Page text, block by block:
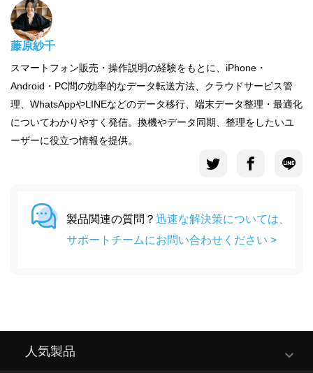
藤原紗千
スマートフォン販売・操作説明の経験をもとに、iPhone・
Android・PC間の効率的なデータ転送方法、クラウドサービス管
理、WhatsAppやLINEなどのデータ移行、端末データ整理・最適化
についてわかりやすく発信。換機やデータ同期、整理をしたいユ
ーザーに役立つ情報を提供。
製品関連の質問？ 迅速な解決策については、
サポートチームにお問い合わせください >
人気製品